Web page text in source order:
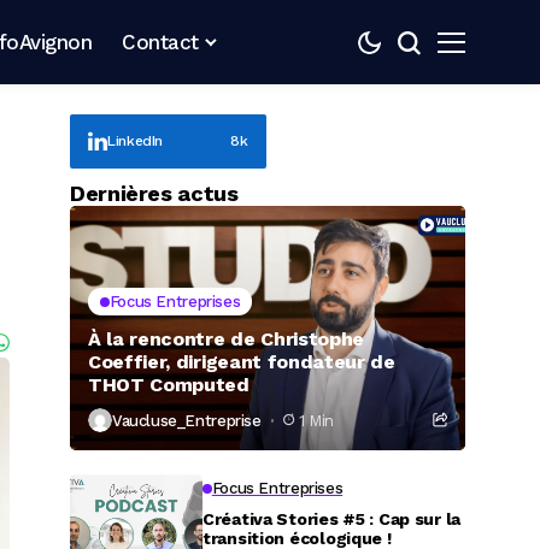
Contact
LinkedIn 8k
Dernières actus
Focus Entreprises
À la rencontre de Christophe
Coeffier, dirigeant fondateur de
THOT Computed
Vaucluse_Entreprise 1 Min
Focus Entreprises
Créativa Stories #5 : Cap sur la
transition écologique !